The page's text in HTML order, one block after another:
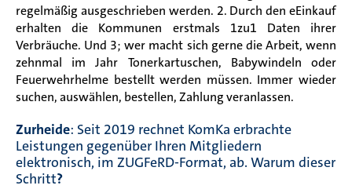
regelmäßig ausgeschrieben werden. 2. Durch den eEinkauf
erhalten die Kommunen erstmals 1zu1 Daten ihrer
Verbräuche. Und 3; wer macht sich gerne die Arbeit, wenn
zehnmal im Jahr Tonerkartuschen, Babywindeln oder
Feuerwehrhelme bestellt werden müssen. Immer wieder
suchen, auswählen, bestellen, Zahlung veranlassen.
Zurheide: Seit 2019 rechnet KomKa erbrachte
Leistungen gegenüber Ihren Mitgliedern
elektronisch, im ZUGFeRD-Format, ab. Warum dieser
Schritt?